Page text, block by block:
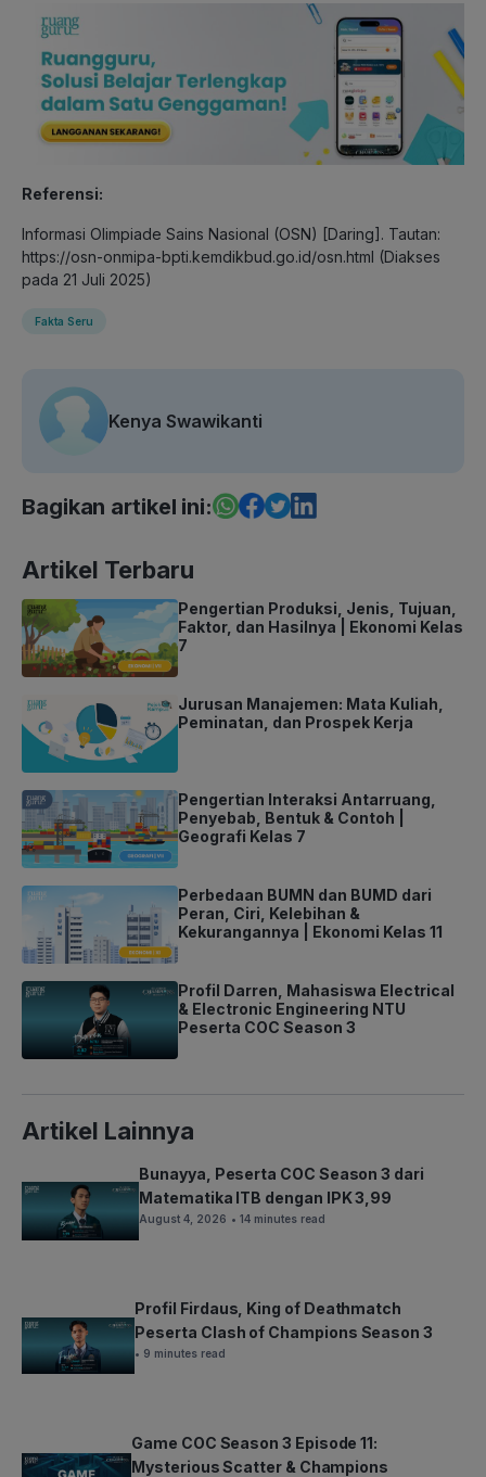
Referensi:
Informasi Olimpiade Sains Nasional (OSN) [Daring]. Tautan:
https://osn-onmipa-bpti.kemdikbud.go.id/osn.html (Diakses
pada 21 Juli 2025)
Fakta Seru
Kenya Swawikanti
Bagikan artikel ini:
Artikel Terbaru
Pengertian Produksi, Jenis, Tujuan,
Faktor, dan Hasilnya | Ekonomi Kelas
7
Jurusan Manajemen: Mata Kuliah,
Peminatan, dan Prospek Kerja
Pengertian Interaksi Antarruang,
Penyebab, Bentuk & Contoh |
Geografi Kelas 7
Perbedaan BUMN dan BUMD dari
Peran, Ciri, Kelebihan &
Kekurangannya | Ekonomi Kelas 11
Profil Darren, Mahasiswa Electrical
& Electronic Engineering NTU
Peserta COC Season 3
Artikel Lainnya
Bunayya, Peserta COC Season 3 dari
Matematika ITB dengan IPK 3,99
August 4, 2026 • 14 minutes read
Profil Firdaus, King of Deathmatch
Peserta Clash of Champions Season 3
• 9 minutes read
Game COC Season 3 Episode 11:
Mysterious Scatter & Champions